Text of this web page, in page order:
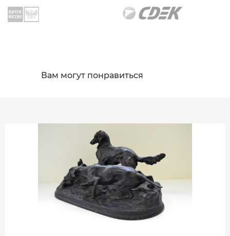
Вам могут понравиться